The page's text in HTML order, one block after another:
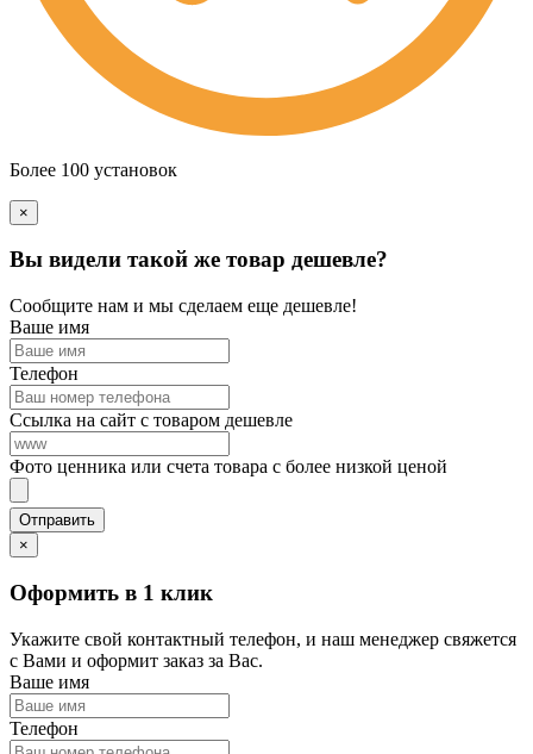
Более 100 установок
×
Вы видели такой же товар дешевле?
Сообщите нам и мы сделаем еще дешевле!
Ваше имя
Телефон
Ссылка на сайт с товаром дешевле
Фото ценника или счета товара с более низкой ценой
×
Оформить в 1 клик
Укажите свой контактный телефон, и наш менеджер свяжется
с Вами и оформит заказ за Вас.
Ваше имя
Телефон